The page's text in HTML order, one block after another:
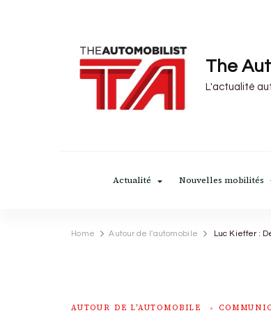
The
L'actualité
Actualité Nouvelles mobilités
Home Autour de l'automobile Luc Kieffer :
AUTOUR DE L'AUTOMOBILE